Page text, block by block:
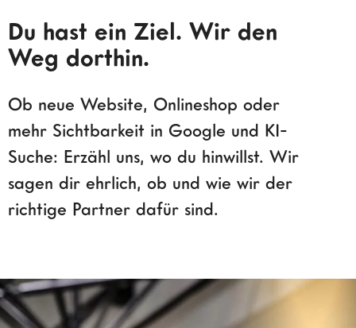
Du hast ein Ziel. Wir den
Weg dorthin.
Ob neue Website, Onlineshop oder
mehr Sichtbarkeit in Google und KI-
Suche: Erzähl uns, wo du hinwillst. Wir
sagen dir ehrlich, ob und wie wir der
richtige Partner dafür sind.